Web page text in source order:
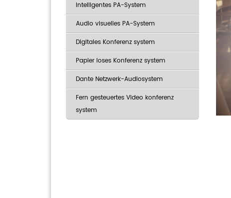
Intelligentes PA-System
Audio visuelles PA-System
Digitales Konferenz system
Papier loses Konferenz system
Dante Netzwerk-Audiosystem
Fern gesteuertes Video konferenz
system